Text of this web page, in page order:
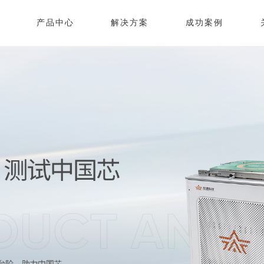
产品中心 解决方案 成功案例
IC测试设备领军者
核心技术自主可控